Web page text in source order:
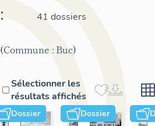
:
41 dossiers
(Commune : Buc)
Sélectionner les
résultats affichés
Dossier Dossier